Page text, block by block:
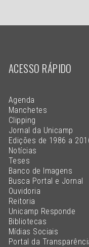
ACESSO RÁPIDO
Agenda
Manchetes
Clipping
Jornal da Unicamp
Edições de 1986 a
Notícias
Teses
Banco de Imagens
Busca Portal e Jornal
Ouvidoria
Reitoria
Unicamp Responde
Bibliotecas
Mídias Sociais
Portal da